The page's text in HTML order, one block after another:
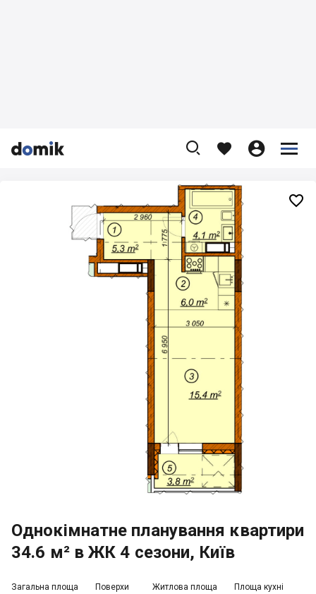


    


Однокімнатне планування квартири
34.6 м² в ЖК 4 сезони, Київ
Загальна площа Поверхи Житлова площа Площа кухні
